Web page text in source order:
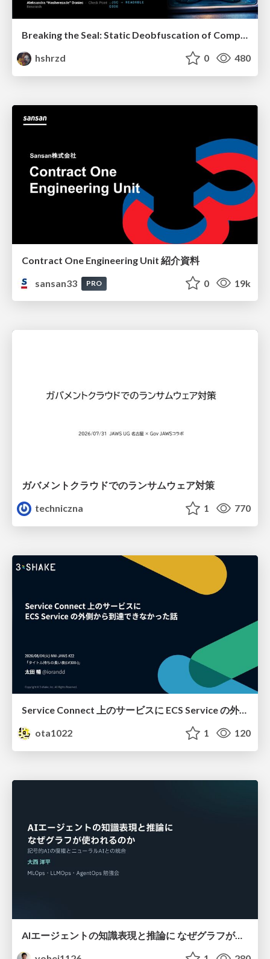
Breaking the Seal: Static Deobfuscation of Compiled V8 JavaScript Bytecode Malware
hshrzd
0 480
Contract One Engineering Unit 紹介資料
sansan33
PRO 0 19k
ガバメントクラウドでのランサムウェア対策
techniczna
1 770
Service Connect 上のサービスに ECS Service の外側から到達できなかった話
ota1022
1 120
AIエージェントの知識表現と推論に なぜグラフが使われるのか - 記号的AIの復権とニューラルAIとの統合